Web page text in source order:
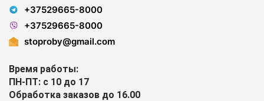
+37529665-8000
+37529665-8000
stoproby@gmail.com
Время работы:
ПН-ПТ: с 10 до 17
Обработка заказов до 16.00